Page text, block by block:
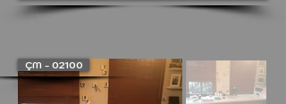
ÇM - 02100